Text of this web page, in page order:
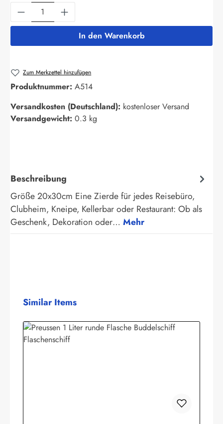
Produkt Anzahl: Gib den gewünschten
In den Warenkorb
Zum Merkzettel hinzufügen
Produktnummer: A514
Versandkosten (Deutschland): kostenloser Versand
Versandgewicht: 0.3 kg
Beschreibung
Größe 20x30cm Eine Zierde für jedes Reisebüro,
Clubheim, Kneipe, Kellerbar oder Restaurant: Ob als
Geschenk, Dekoration oder… Mehr
Produktgalerie überspringen
Similar Items